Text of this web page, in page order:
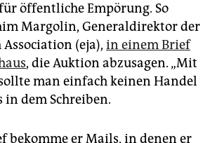
öffentliche Empörung. So
Margolin, Generaldirektor der
Association (eja), in einem Brief
, die Auktion abzusagen. „Mit
man einfach keinen Handel
in dem Schreiben.
bekomme er Mails, in denen er